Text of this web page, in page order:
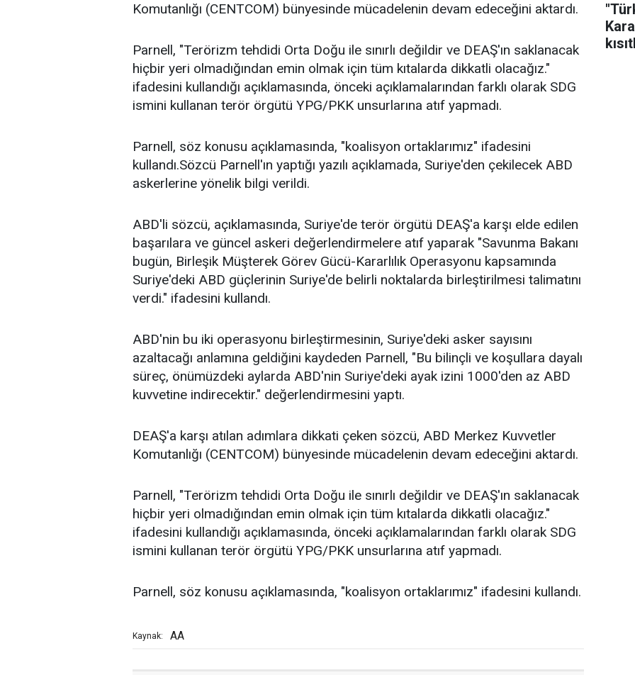
Komutanlığı (CENTCOM) bünyesinde mücadelenin devam edeceğini aktardı.
Parnell, "Terörizm tehdidi Orta Doğu ile sınırlı değildir ve DEAŞ'ın saklanacak
hiçbir yeri olmadığından emin olmak için tüm kıtalarda dikkatli olacağız."
ifadesini kullandığı açıklamasında, önceki açıklamalarından farklı olarak SDG
ismini kullanan terör örgütü YPG/PKK unsurlarına atıf yapmadı.
Parnell, söz konusu açıklamasında, "koalisyon ortaklarımız" ifadesini
kullandı.Sözcü Parnell'ın yaptığı yazılı açıklamada, Suriye'den çekilecek ABD
askerlerine yönelik bilgi verildi.
ABD'li sözcü, açıklamasında, Suriye'de terör örgütü DEAŞ'a karşı elde edilen
başarılara ve güncel askeri değerlendirmelere atıf yaparak "Savunma Bakanı
bugün, Birleşik Müşterek Görev Gücü-Kararlılık Operasyonu kapsamında
Suriye'deki ABD güçlerinin Suriye'de belirli noktalarda birleştirilmesi talimatını
verdi." ifadesini kullandı.
ABD'nin bu iki operasyonu birleştirmesinin, Suriye'deki asker sayısını
azaltacağı anlamına geldiğini kaydeden Parnell, "Bu bilinçli ve koşullara dayalı
süreç, önümüzdeki aylarda ABD'nin Suriye'deki ayak izini 1000'den az ABD
kuvvetine indirecektir." değerlendirmesini yaptı.
DEAŞ'a karşı atılan adımlara dikkati çeken sözcü, ABD Merkez Kuvvetler
Komutanlığı (CENTCOM) bünyesinde mücadelenin devam edeceğini aktardı.
Parnell, "Terörizm tehdidi Orta Doğu ile sınırlı değildir ve DEAŞ'ın saklanacak
hiçbir yeri olmadığından emin olmak için tüm kıtalarda dikkatli olacağız."
ifadesini kullandığı açıklamasında, önceki açıklamalarından farklı olarak SDG
ismini kullanan terör örgütü YPG/PKK unsurlarına atıf yapmadı.
Parnell, söz konusu açıklamasında, "koalisyon ortaklarımız" ifadesini kullandı.
Kaynak: AA